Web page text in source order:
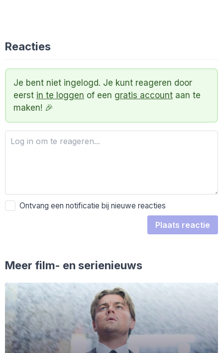
Reacties
Je bent niet ingelogd. Je kunt reageren door
eerst in te loggen of een gratis account aan te
maken! 🎉
Ontvang een notificatie bij nieuwe reacties
Plaats reactie
Meer film- en serienieuws